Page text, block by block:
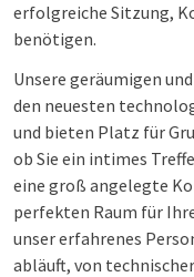
erfolgreiche Sitzung,
benötigen.
Unsere geräumigen
den neuesten
und bieten Platz für
ob Sie ein intimes
eine groß angelegte
perfekten Raum für
unser erfahrenes
abläuft, von